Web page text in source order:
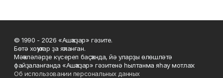
© 1990 - 2026 «Ашҡаҙар» гәзите.
Бөтә хоҡуҡтар ҙа яҡланған.
Мәҡәләләрҙе күсереп баҫҡанда, йә уларҙы өлөшләтә
файҙаланғанда «Ашҡаҙар» гәзитенә һылтанма яһау мотлаҡ.
Об использовании персональных данных